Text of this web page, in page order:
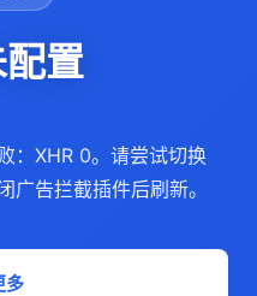
置
：XHR 0。请尝试切换
告拦截插件后刷新。
多